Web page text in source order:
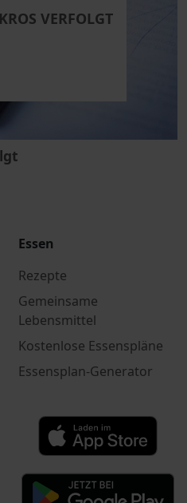
VERFOLGT
Essen
Rezepte
Gemeinsame
Lebensmittel
Kostenlose Essenspläne
Essensplan-Generator